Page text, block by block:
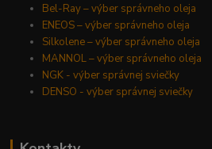
Bel-Ray – výber správneho oleja
ENEOS – výber správneho oleja
Silkolene – výber správneho oleja
MANNOL – výber správneho oleja
NGK - výber správnej sviečky
DENSO - výber správnej sviečky